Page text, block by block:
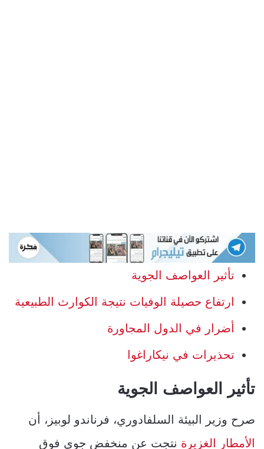
تأثير العواصف الجوية
ارتفاع حصيلة الوفيات نتيجة الكوارث الطبيعية
أضرار في الدول المجاورة
تحذيرات في نيكاراغوا
تأثير العواصف الجوية
صرح وزير البيئة السلفادوري، فرناندو لوبيز، أن
الأمطار الغزيرة نتجت عن منخفض جوي فوق